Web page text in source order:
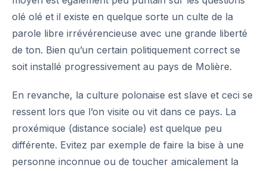
olé olé et il existe en quelque sorte un culte de la
parole libre irrévérencieuse avec une grande liberté
de ton. Bien qu’un certain politiquement correct se
soit installé progressivement au pays de Molière.
En revanche, la culture polonaise est slave et ceci se
ressent lors que l’on visite ou vit dans ce pays. La
proxémique (distance sociale) est quelque peu
différente. Evitez par exemple de faire la bise à une
personne inconnue ou de toucher amicalement la